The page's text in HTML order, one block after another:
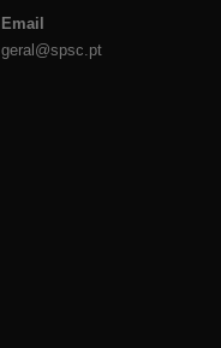
Email
geral@spsc.pt